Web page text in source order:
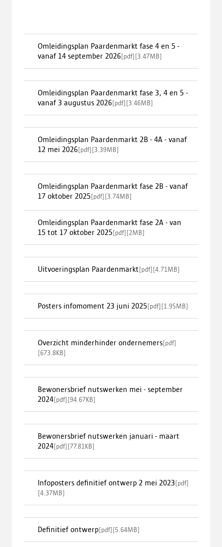
Omleidingsplan Paardenmarkt fase 4 en 5 -
vanaf 14 september 2026[pdf][3.47MB]
Omleidingsplan Paardenmarkt fase 3, 4 en 5 -
vanaf 3 augustus 2026[pdf][3.46MB]
Omleidingsplan Paardenmarkt 2B - 4A - vanaf
12 mei 2026[pdf][3.39MB]
Omleidingsplan Paardenmarkt fase 2B - vanaf
17 oktober 2025[pdf][3.74MB]
Omleidingsplan Paardenmarkt fase 2A - van
15 tot 17 oktober 2025[pdf][2MB]
Uitvoeringsplan Paardenmarkt[pdf][4.71MB]
Posters infomoment 23 juni 2025[pdf][1.95MB]
Overzicht minderhinder ondernemers[pdf]
[673.8KB]
Bewonersbrief nutswerken mei - september
2024[pdf][94.67KB]
Bewonersbrief nutswerken januari - maart
2024[pdf][77.81KB]
Infoposters definitief ontwerp 2 mei 2023[pdf]
[4.37MB]
Definitief ontwerp[pdf][5.64MB]